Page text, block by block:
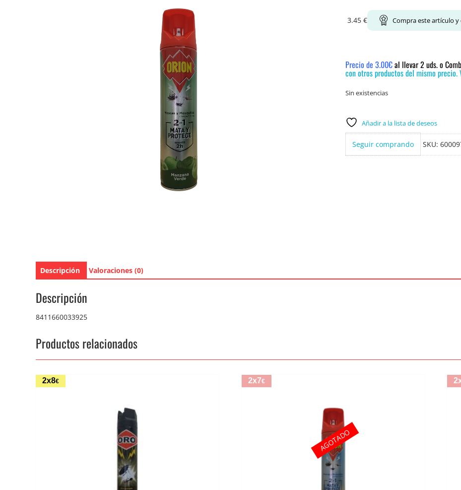
3.45 € Compra este artículo
Precio de 3.00€al llevar 2 uds. o
con otros productos del mismo precio.
Sin existencias
Añadir a la lista de deseos
Seguir comprando SKU:
Descripción Valoraciones (0)
Descripción
8411660033925
Productos relacionados
2x8€ 2x7€
AGOTADO